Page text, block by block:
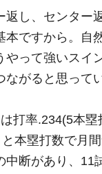
し、センター
本ですから。自
やって強いスイ
ながると思って
打率.234(5本塁
本塁打数で月
中断があり、11